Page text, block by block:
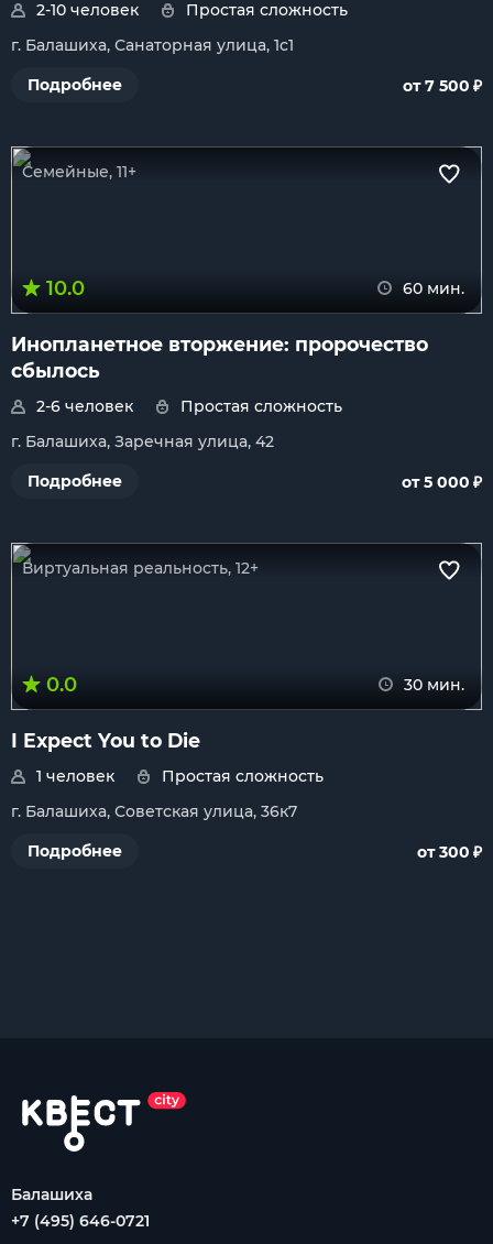
2-10 человек
Простая сложность
г. Балашиха, Санаторная улица, 1с1
Подробнее
от 7 500 ₽
Семейные, 11+
10.0 60 мин.
Инопланетное вторжение: пророчество
сбылось
2-6 человек
Простая сложность
г. Балашиха, Заречная улица, 42
Подробнее
от 5 000 ₽
Виртуальная реальность, 12+
0.0 30 мин.
I Expect You to Die
1 человек
Простая сложность
г. Балашиха, Советская улица, 36к7
Подробнее
от 300 ₽
Балашиха
+7 (495) 646-0721